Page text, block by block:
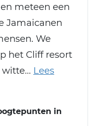
meteen een
Jamaicanen
We
het Cliff resort
witte
in